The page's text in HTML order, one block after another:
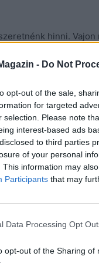
- Do Not
opt-out of the sale,
for targeted
selection. Please note
interest-based ads
to third parties
of your personal
This information may
Participants that may
Data Processing Opt
opt-out of the Sharing of
hinni.
évtized elteltével?
kevés új dolgot
van a pakliban,
vagy nem olyan
rúgnunk egy
dolgozni
emlékeket? Illúzió
mellett tartott
valóban olyan
sokan élnek,
őket, hogy
mellett úgy, hogy